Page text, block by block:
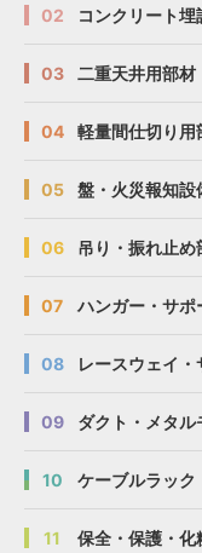
02 コンクリート埋
03 二重天井用部材
04 軽量間仕切り用
05 盤・火災報知設
06 吊り・振れ止め
07 ハンガー・サポ
08 レースウェイ・
09 ダクト・メタル
10 ケーブルラック
11 保全・保護・化